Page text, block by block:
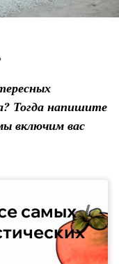
Тогда напишите
включим вас
самых